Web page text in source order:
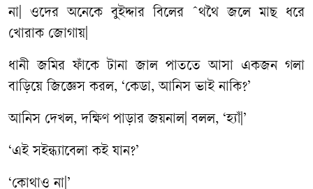
না
ওদের অনেকে বুইদ্দার বিলের ˆথথৈ জলে মাছ ধরে
খোরাক জোগায়|
ধানী জমির ফাঁকে টানা জাল পাততে আসা একজন গলা
বাড়িয়ে জিজ্ঞেস করল, ‘কেডা,আনিস ভাই নাকি?’
আনিস দেখল,দক্ষিণ পাড়ার জয়নাল|বলল, ‘হ্যাঁ|’
‘এই সইন্ধ্যাবেলা কই যান?’
‘কোথাও না |’